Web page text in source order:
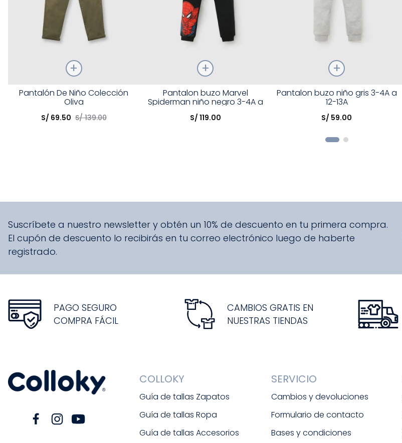
Talla
Elige una opción
Pantalón De Niño Colección
Oliva
S/ 69.50 S/ 139.00
Elige una opción
Pantalon buzo Marvel
Spiderman niño negro 3-4A a
12-13A
S/ 119.00
Talla
Elige una opción
Pantalon buzo niño gris 3-4A a
12-13A
S/ 59.00
Suscríbete a nuestro newsletter y obtén un 10% de descuento en tu primera compra.
El cupón de descuento lo recibirás en tu correo electrónico luego de haberte
registrado.
PAGO SEGURO
COMPRA FÁCIL
CAMBIOS GRATIS EN
NUESTRAS TIENDAS
COLLOKY
Guía de tallas Zapatos
Guía de tallas Ropa
Guía de tallas Accesorios
SERVICIO
Cambios y devoluciones
Formulario de contacto
Bases y condiciones